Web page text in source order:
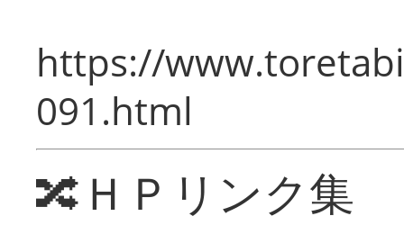
https://
091.html
🔀ＨＰリンク集